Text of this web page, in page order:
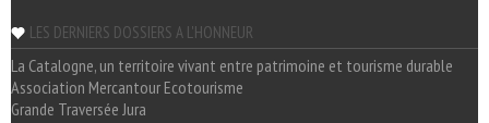
LES DERNIERS DOSSIERS A L'HONNEUR
La Catalogne, un territoire vivant entre patrimoine et tourisme durable
Association Mercantour Ecotourisme
Grande Traversée Jura